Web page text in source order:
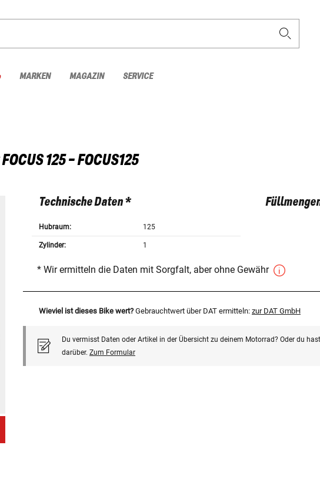
MARKEN MAGAZIN SERVICE
FOCUS 125 - FOCUS125
Technische Daten *
Hubraum: 125
Zylinder: 1
* Wir ermitteln die Daten mit Sorgfalt, aber ohne Gewähr
Wieviel ist dieses Bike wert? Gebrauchtwert über DAT ermitteln: zur DAT GmbH
Du vermisst Daten oder Artikel in der Übersicht zu deinem Motorrad? Oder du
darüber. Zum Formular